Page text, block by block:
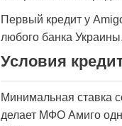
Первый кредит у
любого банка Украины.
Условия
Минимальная ставка
делает МФО Амиго